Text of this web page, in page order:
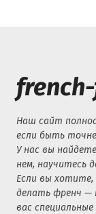
Наш сайт
если быть
У нас вы
нем, научитесь
Если вы
делать френч —
вас